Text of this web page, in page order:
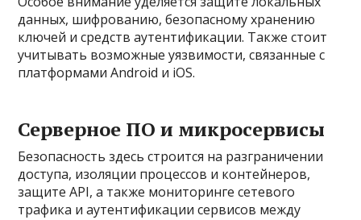
данных, шифрованию, безопасному хранению
ключей и средств аутентификации. Также стоит
учитывать возможные уязвимости, связанные с
платформами Android и iOS.
Серверное ПО и микросервисы
Безопасность здесь строится на разграничении
доступа, изоляции процессов и контейнеров,
защите API, а также мониторинге сетевого
трафика и аутентификации сервисов между